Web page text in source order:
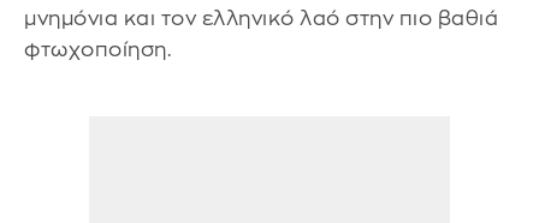
μνημόνια και τον ελληνικό λαό στην πιο βαθιά
φτωχοποίηση.